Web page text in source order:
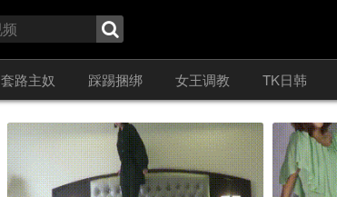
套路主奴 踩踢捆绑 女王调教 TK日韩